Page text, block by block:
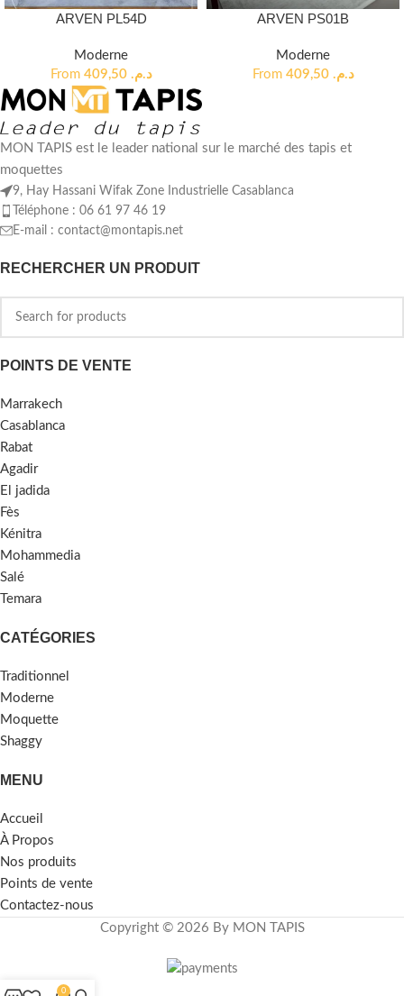
ARVEN PL54D
Moderne
From
د.م. 409,50
ARVEN PS01B
Moderne
From
د.م. 409,50
MON TAPIS est le leader national sur le marché des tapis et
moquettes
9, Hay Hassani Wifak Zone Industrielle Casablanca
Téléphone : 06 61 97 46 19
E-mail : contact@montapis.net
RECHERCHER UN PRODUIT
POINTS DE VENTE
Marrakech
Casablanca
Rabat
Agadir
El jadida
Fès
Kénitra
Mohammedia
Salé
Temara
CATÉGORIES
Traditionnel
Moderne
Moquette
Shaggy
MENU
Accueil
À Propos
Nos produits
Points de vente
Contactez-nous
Copyright © 2026 By MON TAPIS
0